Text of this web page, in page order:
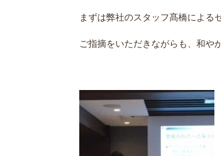
まずは弊社のスタッフ髙橋による
ご指摘をいただきながらも、和や